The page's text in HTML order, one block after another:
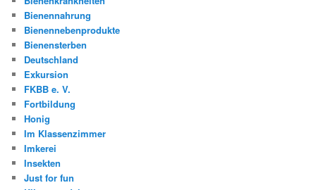
Bienennahrung
Bienennebenprodukte
Bienensterben
Deutschland
Exkursion
FKBB e. V.
Fortbildung
Honig
Im Klassenzimmer
Imkerei
Insekten
Just for fun